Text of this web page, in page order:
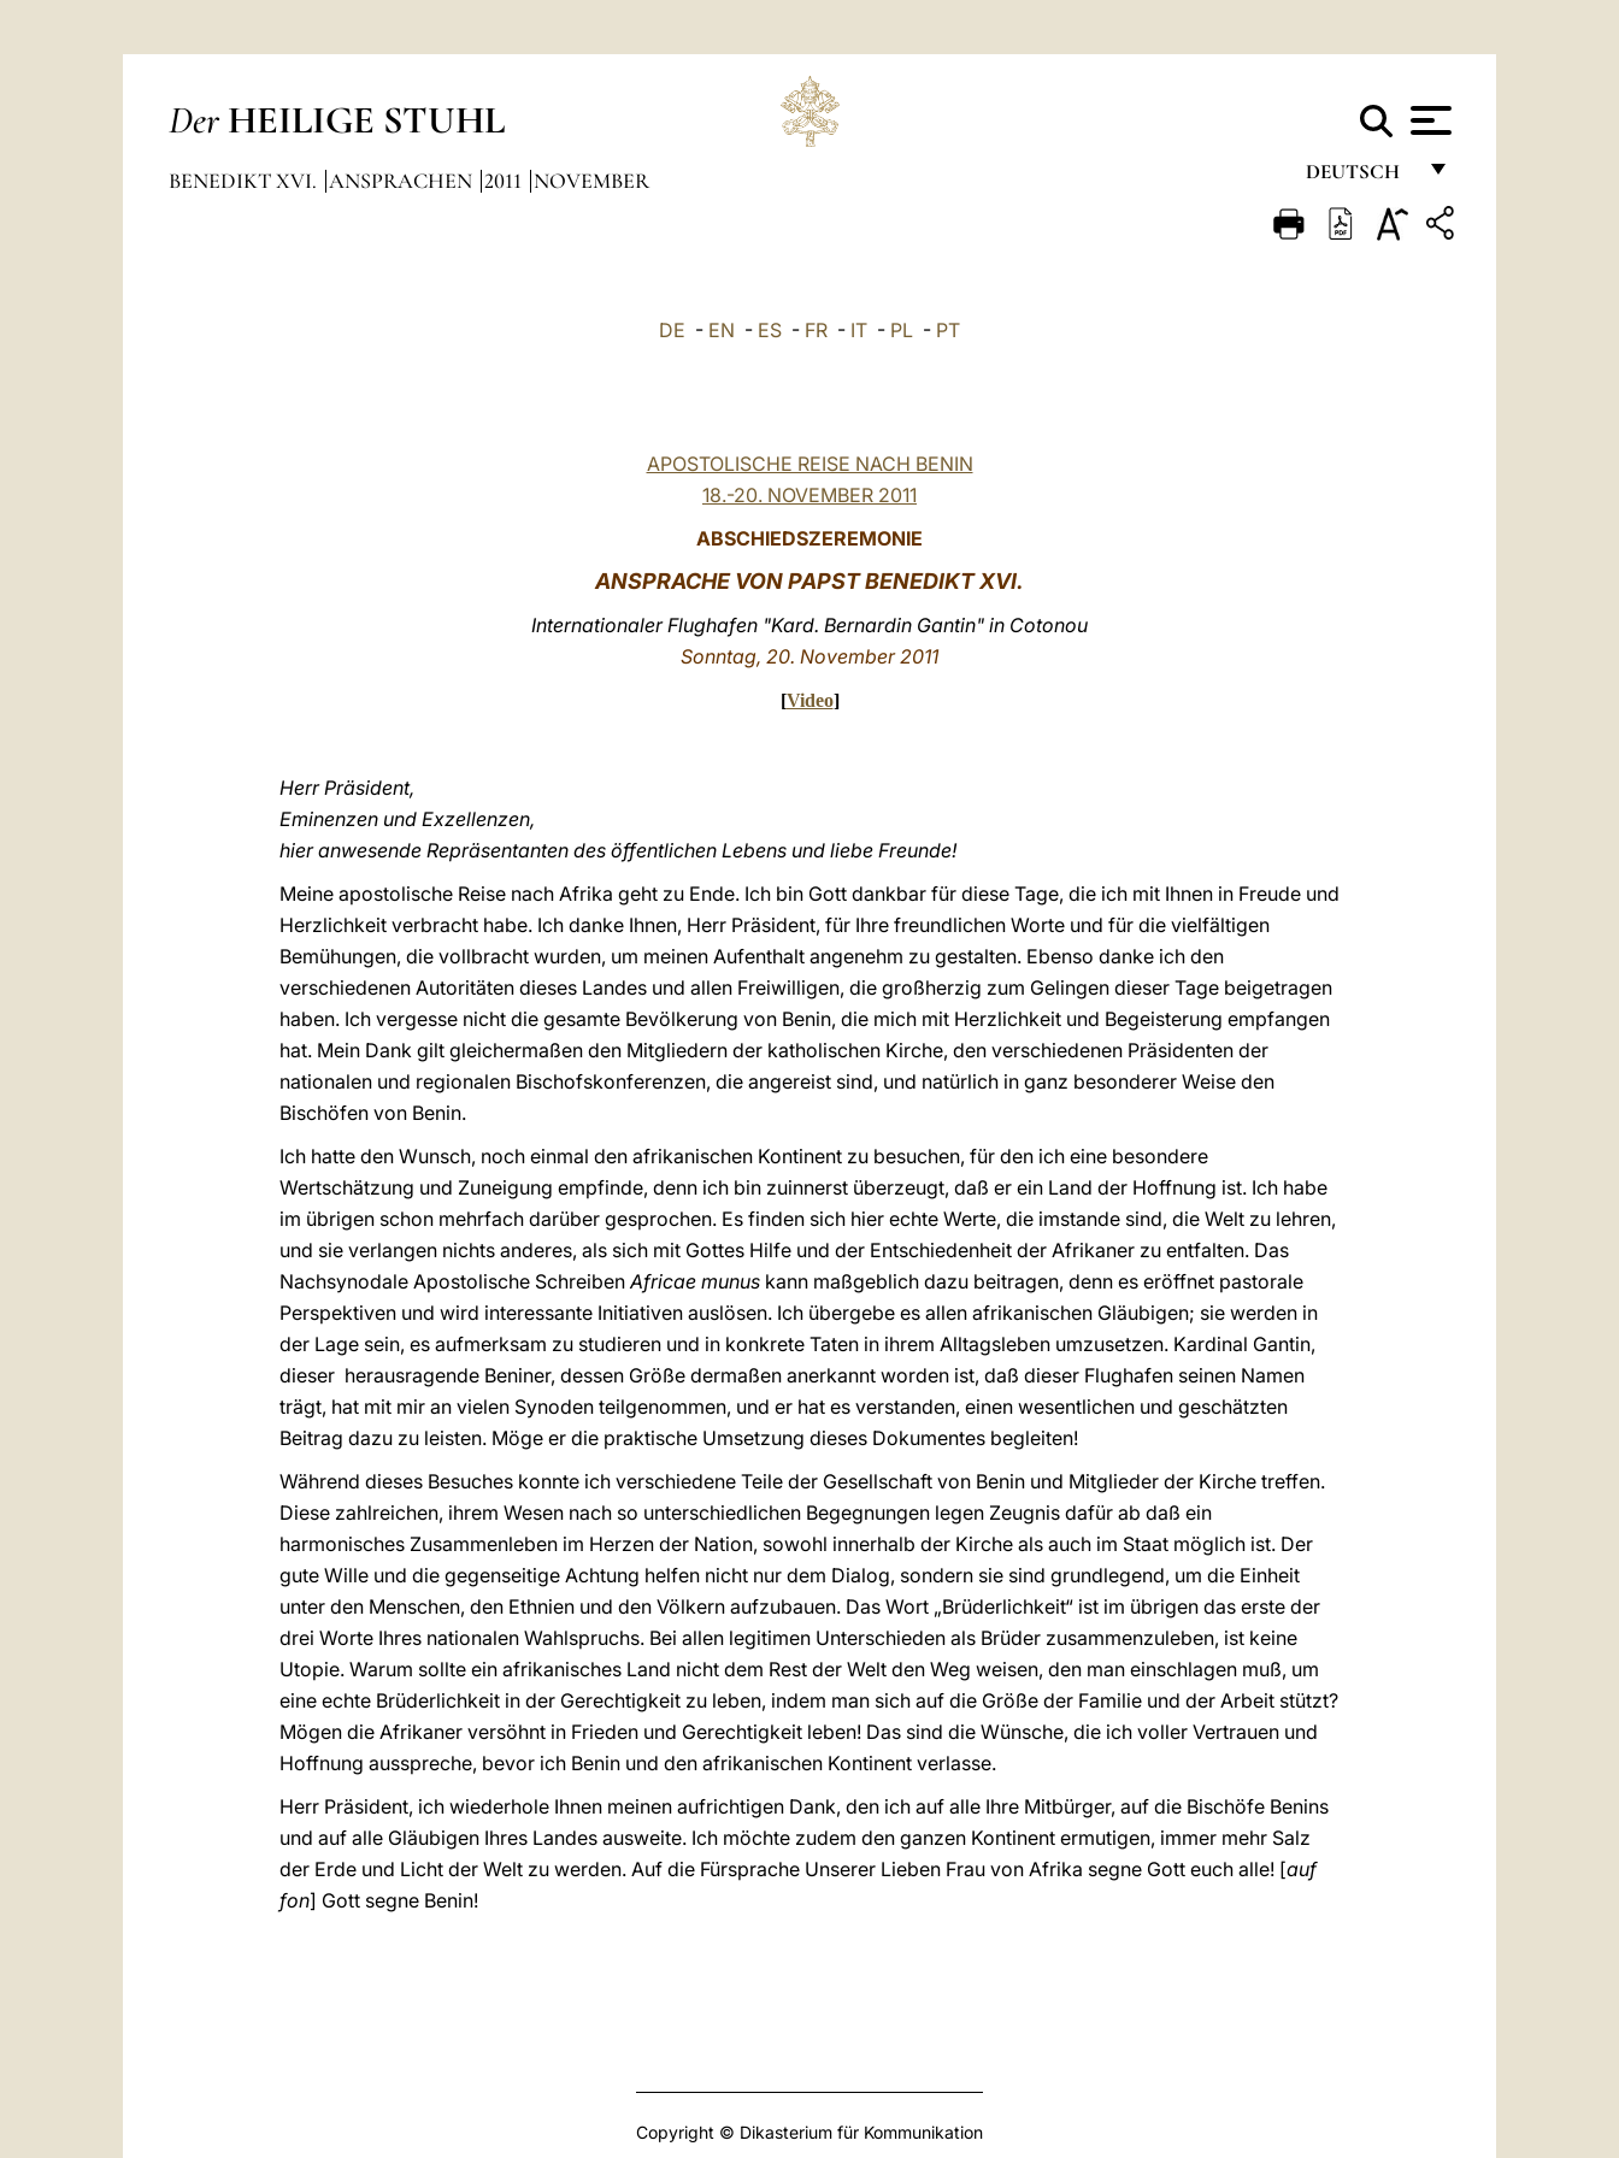
Der HEILIGE STUHL
DEUTSCH
FRANÇAIS
BENEDIKT XVI. ANSPRACHEN 2011 NOVEMBER
DE - EN - ES - FR - IT - PL - PT
APOSTOLISCHE REISE NACH BENIN
18.-20. NOVEMBER 2011
ABSCHIEDSZEREMONIE
ANSPRACHE VON PAPST BENEDIKT XVI.
Internationaler Flughafen "Kard. Bernardin Gantin" in Cotonou
Sonntag, 20. November 2011
[Video]
Herr Präsident,
Eminenzen und Exzellenzen,
hier anwesende Repräsentanten des öffentlichen Lebens und liebe Freunde!
Meine apostolische Reise nach Afrika geht zu Ende. Ich bin Gott dankbar für diese Tage, die ich mit Ihnen in Freude und
Herzlichkeit verbracht habe. Ich danke Ihnen, Herr Präsident, für Ihre freundlichen Worte und für die vielfältigen
Bemühungen, die vollbracht wurden, um meinen Aufenthalt angenehm zu gestalten. Ebenso danke ich den
verschiedenen Autoritäten dieses Landes und allen Freiwilligen, die großherzig zum Gelingen dieser Tage beigetragen
haben. Ich vergesse nicht die gesamte Bevölkerung von Benin, die mich mit Herzlichkeit und Begeisterung empfangen
hat. Mein Dank gilt gleichermaßen den Mitgliedern der katholischen Kirche, den verschiedenen Präsidenten der
nationalen und regionalen Bischofskonferenzen, die angereist sind, und natürlich in ganz besonderer Weise den
Bischöfen von Benin.
Ich hatte den Wunsch, noch einmal den afrikanischen Kontinent zu besuchen, für den ich eine besondere
Wertschätzung und Zuneigung empfinde, denn ich bin zuinnerst überzeugt, daß er ein Land der Hoffnung ist. Ich habe
im übrigen schon mehrfach darüber gesprochen. Es finden sich hier echte Werte, die imstande sind, die Welt zu lehren,
und sie verlangen nichts anderes, als sich mit Gottes Hilfe und der Entschiedenheit der Afrikaner zu entfalten. Das
Nachsynodale Apostolische SchreibenAfricae munus kann maßgeblich dazu beitragen, denn es eröffnet pastorale
Perspektiven und wird interessante Initiativen auslösen. Ich übergebe es allen afrikanischen Gläubigen; sie werden in
der Lage sein, es aufmerksam zu studieren und in konkrete Taten in ihrem Alltagsleben umzusetzen. Kardinal Gantin,
dieser herausragende Beniner, dessen Größe dermaßen anerkannt worden ist, daß dieser Flughafen seinen Namen
trägt, hat mit mir an vielen Synoden teilgenommen, und er hat es verstanden, einen wesentlichen und geschätzten
Beitrag dazu zu leisten. Möge er die praktische Umsetzung dieses Dokumentes begleiten!
Während dieses Besuches konnte ich verschiedene Teile der Gesellschaft von Benin und Mitglieder der Kirche treffen.
Diese zahlreichen, ihrem Wesen nach so unterschiedlichen Begegnungen legen Zeugnis dafür ab daß ein
harmonisches Zusammenleben im Herzen der Nation, sowohl innerhalb der Kirche als auch im Staat möglich ist. Der
gute Wille und die gegenseitige Achtung helfen nicht nur dem Dialog, sondern sie sind grundlegend, um die Einheit
unter den Menschen, den Ethnien und den Völkern aufzubauen. Das Wort „Brüderlichkeit“ ist im übrigen das erste der
drei Worte Ihres nationalen Wahlspruchs. Bei allen legitimen Unterschieden als Brüder zusammenzuleben, ist keine
Utopie. Warum sollte ein afrikanisches Land nicht dem Rest der Welt den Weg weisen, den man einschlagen muß, um
eine echte Brüderlichkeit in der Gerechtigkeit zu leben, indem man sich auf die Größe der Familie und der Arbeit stützt?
Mögen die Afrikaner versöhnt in Frieden und Gerechtigkeit leben! Das sind die Wünsche, die ich voller Vertrauen und
Hoffnung ausspreche, bevor ich Benin und den afrikanischen Kontinent verlasse.
Herr Präsident, ich wiederhole Ihnen meinen aufrichtigen Dank, den ich auf alle Ihre Mitbürger, auf die Bischöfe Benins
und auf alle Gläubigen Ihres Landes ausweite. Ich möchte zudem den ganzen Kontinent ermutigen, immer mehr Salz
der Erde und Licht der Welt zu werden. Auf die Fürsprache Unserer Lieben Frau von Afrika segne Gott euch alle! [auf
fon] Gott segne Benin!
Copyright © Dikasterium für Kommunikation